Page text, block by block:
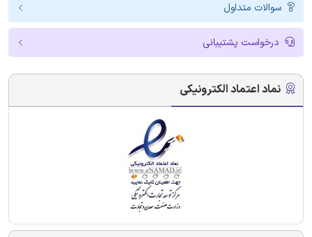
سوالات متداول
درخواست پشتیبانی
نماد اعتماد الکترونیکی